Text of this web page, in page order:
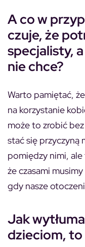
A co w
czuje, że
specjalisty,
nie chce?
Warto pamiętać,
na korzystanie
może to zrobić
stać się przyczyną
pomiędzy nimi,
że czasami
gdy nasze
Jak
dzieciom, to